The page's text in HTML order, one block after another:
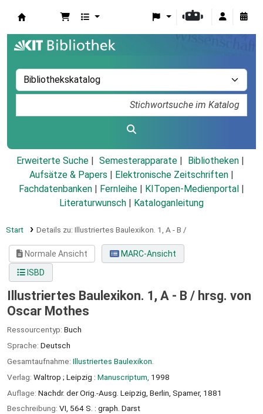
Erweiterte Suche Semesterapparate
Bibliotheken
Aufsätze & Papers
Elektronische Zeitschriften
Fachdatenbanken
Fernleihe KITopen-Medienportal
Literaturwunsch
Kataloganleitung
Start Details zu: Illustriertes Baulexikon. 1, A - B /
Normale Ansicht
MARC-Ansicht
ISBD
Illustriertes Baulexikon. 1, A - B / hrsg. von
Oscar Mothes
Ressourcentyp: Buch
Sprache: Deutsch
Gesamtaufnahme: Illustriertes Baulexikon.
Verlag: Waltrop ; Leipzig : Manuscriptum, 1998
Auflage: Nachdr. der Orig.-Ausg. Leipzig, Berlin, Spamer, 1881
Beschreibung: VI, 564 S. : graph. Darst